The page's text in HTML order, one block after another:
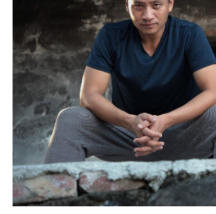
媒體專區
原住民族文化藝術補助成果專區
展演櫥窗
關於我們